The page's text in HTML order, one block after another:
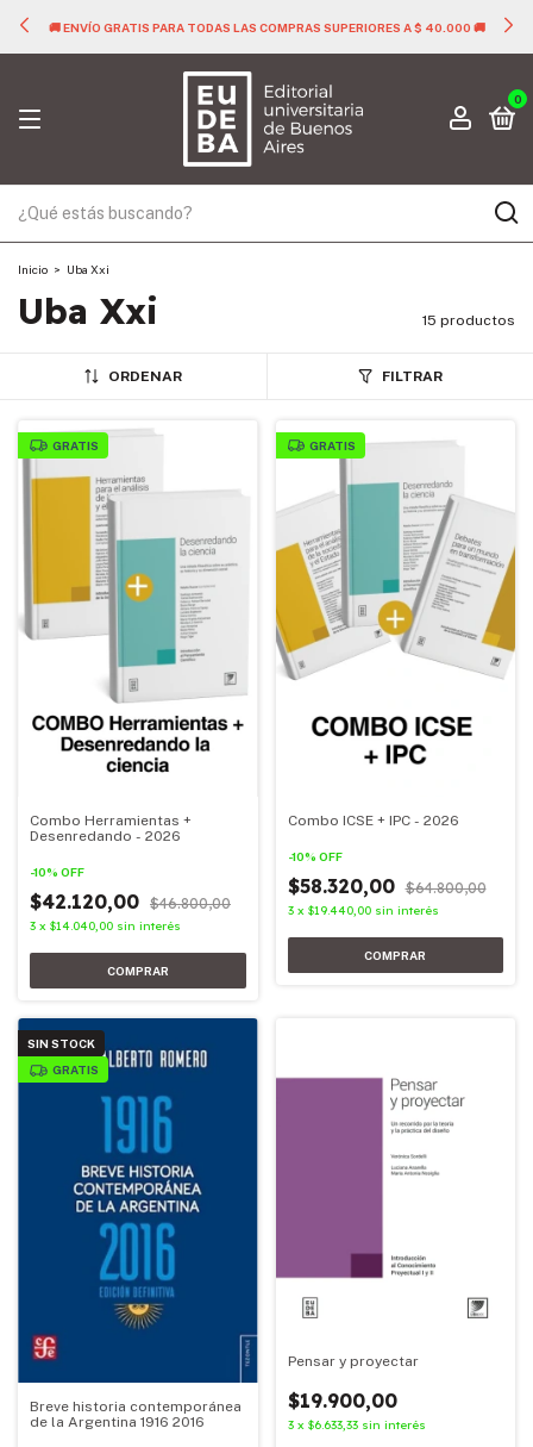
🚚 ENVÍO GRATIS PARA TODAS LAS COMPRAS SUPERIORES A $ 40.000 🚚
0
Inicio > Uba Xxi
Uba Xxi 15 productos
ORDENAR FILTRAR
GRATIS
Combo Herramientas +
Desenredando - 2026
-10% OFF
$42.120,00 $46.800,00
3 x $14.040,00 sin interés
GRATIS
Combo ICSE + IPC - 2026
-10% OFF
$58.320,00 $64.800,00
3 x $19.440,00 sin interés
SIN STOCK
GRATIS
Breve historia contemporánea
de la Argentina 1916 2016
Pensar y proyectar
$19.900,00
3 x $6.633,33 sin interés